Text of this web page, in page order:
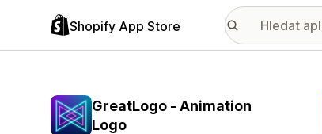
Shopify App Store
GreatLogo ‑ Animation
Logo